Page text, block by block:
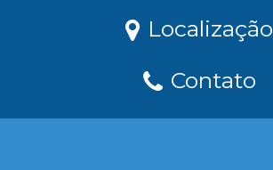
Localização
Contato